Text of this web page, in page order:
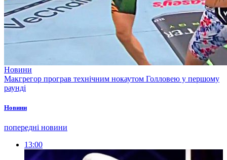
Новини
Макгрегор програв технічним нокаутом Голловею у першому
раунді
Новини
попередні новини
13:00